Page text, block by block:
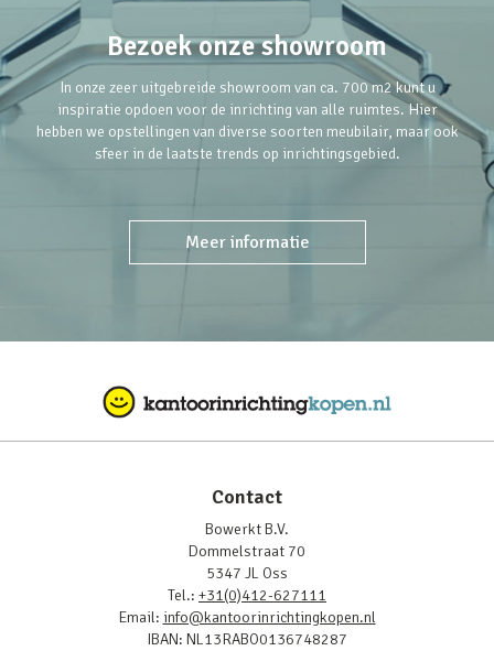
Bezoek onze showroom
In onze zeer uitgebreide showroom van ca. 700 m2 kunt u
inspiratie opdoen voor de inrichting van alle ruimtes. Hier
hebben we opstellingen van diverse soorten meubilair, maar ook
sfeer in de laatste trends op inrichtingsgebied.
Meer informatie
Contact
Bowerkt B.V.
Dommelstraat 70
5347 JL Oss
Tel.: +31(0)412-627111
Email: info@kantoorinrichtingkopen.nl
IBAN: NL13RABO0136748287